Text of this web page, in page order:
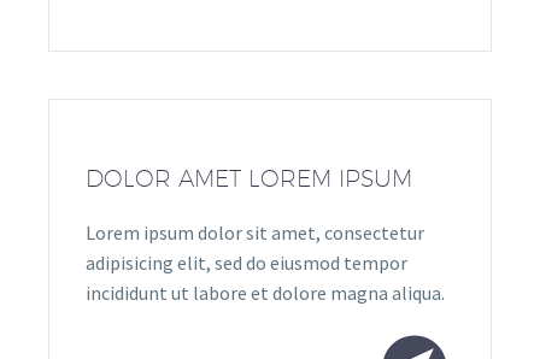
DOLOR AMET LOREM IPSUM
Lorem ipsum dolor sit amet, consectetur
adipisicing elit, sed do eiusmod tempor
incididunt ut labore et dolore magna aliqua.